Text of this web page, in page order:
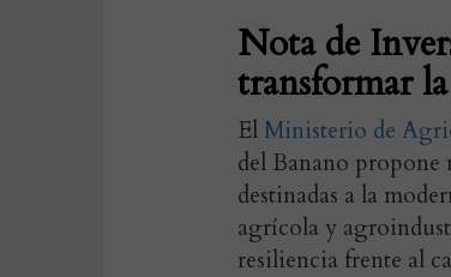
Nota de
transformar
ElMinisterio de
del Banano
destinadas a la
agrícola y
resiliencia frente al